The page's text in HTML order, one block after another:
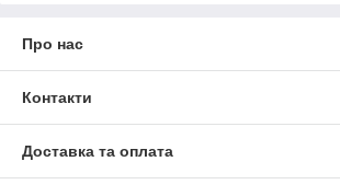
Про нас
Контакти
Доставка та оплата